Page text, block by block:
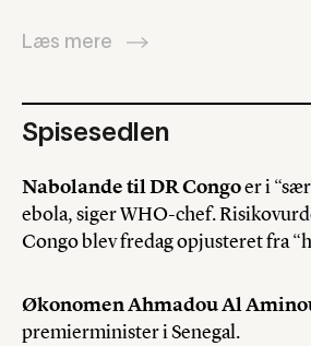
Læs mere
Spisesedlen
Nabolande til DR Congoer i
ebola, siger WHO-chef.
Congo blev fredag opjusteret fra
Økonomen Ahmadou Al
premierminister i Senegal.